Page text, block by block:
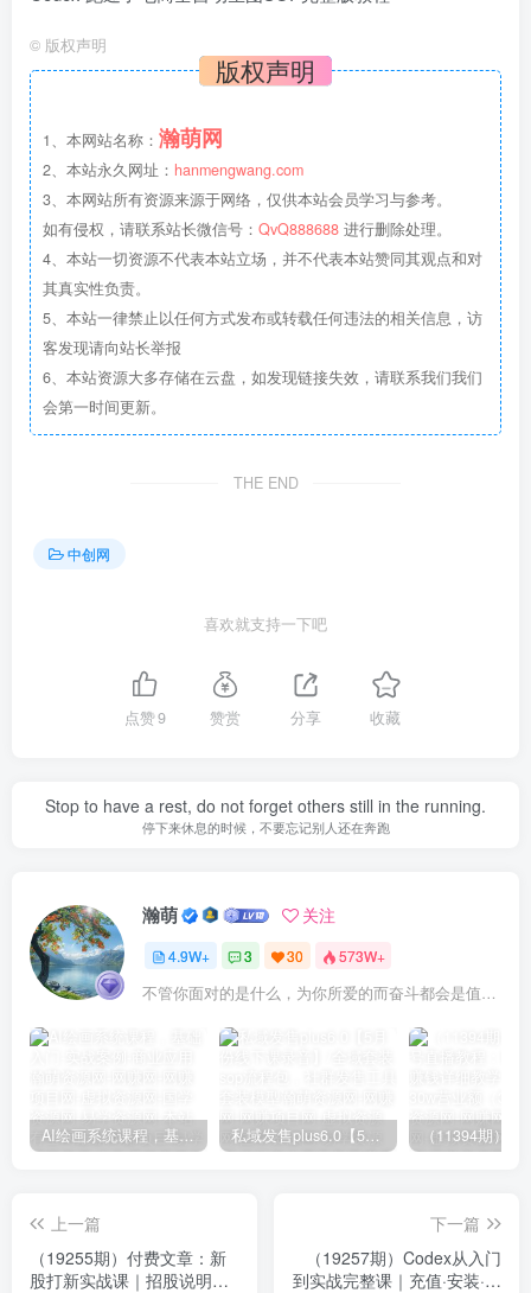
© 版权声明
版权声明
1、本网站名称： 瀚萌网
2、本站永久网址： hanmengwang.com
3、本网站所有资源来源于网络，仅供本站会员学习与参考。
如有侵权，请联系站长微信号： QvQ888688 进行删除处理。
4、本站一切资源不代表本站立场，并不代表本站赞同其观点和对
其真实性负责。
5、本站一律禁止以任何方式发布或转载任何违法的相关信息，访
客发现请向站长举报
6、本站资源大多存储在云盘，如发现链接失效，请联系我们我们
会第一时间更新。
THE END
中创网
喜欢就支持一下吧
点赞9 赞赏 分享 收藏
Stop to have a rest, do not forget others still in the running.
停下来休息的时候，不要忘记别人还在奔跑
瀚萌 关注
4.9W+ 3 30 573W+
不管你面对的是什么，为你所爱的而奋斗都会是值得的
AI绘画系统课程，基础入门-实战案例-商业应用 私域发售plus6.0【5月份线下课录音】/全域套装sop流程包，社群发售工具套装模型
上一篇
（19255期）付费文章：新
股打新实战课｜招股说明书
下一篇
（19257期）Codex从入门
到实战完整课｜充值·安装·接